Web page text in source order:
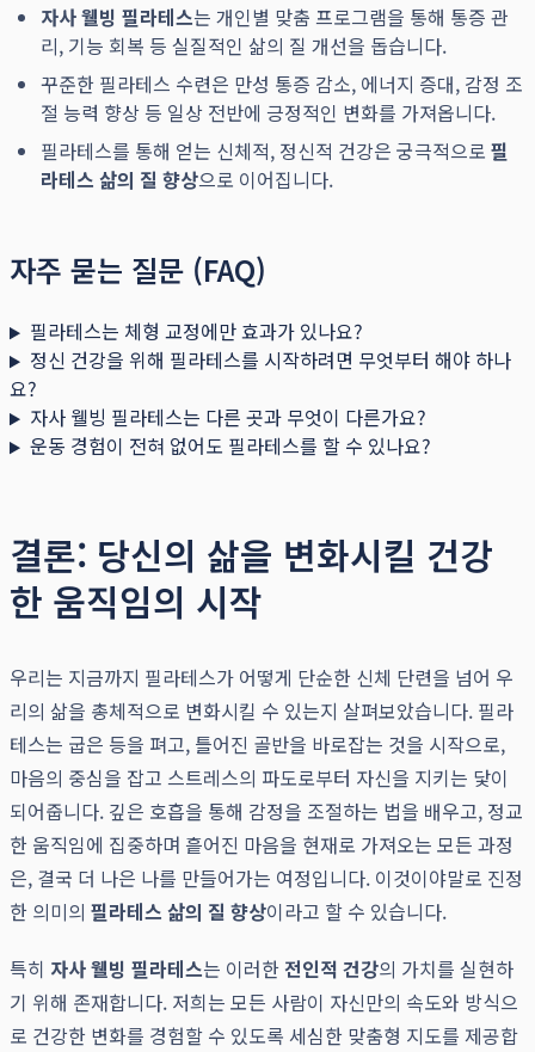
자사 웰빙 필라테스는 개인별 맞춤 프로그램을 통해 통증 관
리, 기능 회복 등 실질적인 삶의 질 개선을 돕습니다.
꾸준한 필라테스 수련은 만성 통증 감소, 에너지 증대, 감정 조
절 능력 향상 등 일상 전반에 긍정적인 변화를 가져옵니다.
필라테스를 통해 얻는 신체적, 정신적 건강은 궁극적으로 필
라테스 삶의 질 향상으로 이어집니다.
자주 묻는 질문 (FAQ)
필라테스는 체형 교정에만 효과가 있나요?
정신 건강을 위해 필라테스를 시작하려면 무엇부터 해야 하나
요?
자사 웰빙 필라테스는 다른 곳과 무엇이 다른가요?
운동 경험이 전혀 없어도 필라테스를 할 수 있나요?
결론: 당신의 삶을 변화시킬 건강
한 움직임의 시작
우리는 지금까지 필라테스가 어떻게 단순한 신체 단련을 넘어 우
리의 삶을 총체적으로 변화시킬 수 있는지 살펴보았습니다. 필라
테스는 굽은 등을 펴고, 틀어진 골반을 바로잡는 것을 시작으로,
마음의 중심을 잡고 스트레스의 파도로부터 자신을 지키는 닻이
되어줍니다. 깊은 호흡을 통해 감정을 조절하는 법을 배우고, 정교
한 움직임에 집중하며 흩어진 마음을 현재로 가져오는 모든 과정
은, 결국 더 나은 나를 만들어가는 여정입니다. 이것이야말로 진정
한 의미의 필라테스 삶의 질 향상이라고 할 수 있습니다.
특히 자사 웰빙 필라테스는 이러한 전인적 건강의 가치를 실현하
기 위해 존재합니다. 저희는 모든 사람이 자신만의 속도와 방식으
로 건강한 변화를 경험할 수 있도록 세심한 맞춤형 지도를 제공합